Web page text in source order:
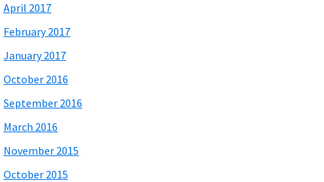
April 2017
February 2017
January 2017
October 2016
September 2016
March 2016
November 2015
October 2015